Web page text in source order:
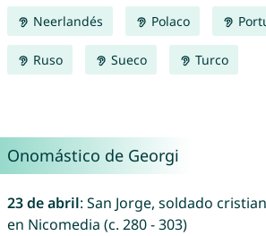
Neerlandés Polaco
Ruso Sueco Turco
Onomástico de Georgi
23 de abril: San Jorge, soldado
en Nicomedia (c. 280 - 303)